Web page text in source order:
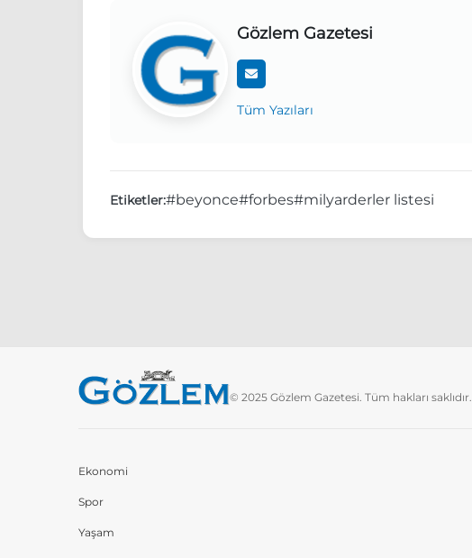
Gözlem Gazetesi
Tüm Yazıları
Etiketler:#beyonce#forbes#milyarderler listesi
© 2025 Gözlem Gazetesi. Tüm hakları saklıdır.
Ekonomi
Spor
Yaşam